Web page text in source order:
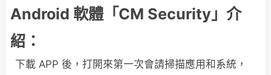
Android 軟體「CM Security」介
紹：
下載 APP 後，打開來第一次會請掃描應用和系統，